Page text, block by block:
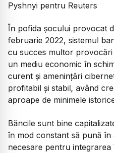
Pyshnyi pentru Reuters
În pofida șocului provocat
februarie 2022, sistemul
cu succes multor
un mediu economic în
curent și amenințări
profitabil și stabil, având
aproape de minimele
Băncile sunt bine
în mod constant să pună
necesare pentru